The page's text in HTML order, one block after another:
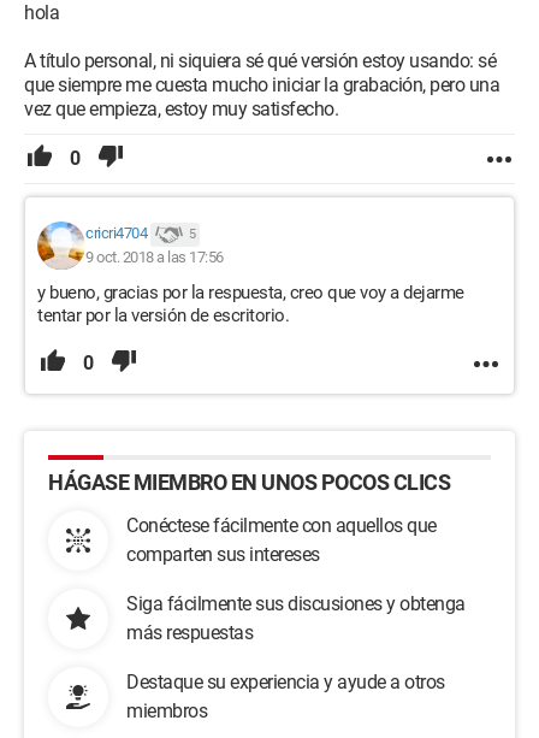
hola
A título personal, ni siquiera sé qué versión estoy usando: sé
que siempre me cuesta mucho iniciar la grabación, pero una
vez que empieza, estoy muy satisfecho.
0
cricri4704 5
9 oct. 2018 a las 17:56
y bueno, gracias por la respuesta, creo que voy a dejarme
tentar por la versión de escritorio.
0
HÁGASE MIEMBRO EN UNOS POCOS CLICS
Conéctese fácilmente con aquellos que
comparten sus intereses
Siga fácilmente sus discusiones y obtenga
más respuestas
Destaque su experiencia y ayude a otros
miembros